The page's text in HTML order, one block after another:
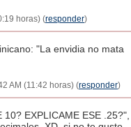
horas) (responder)
"La envidia no mata
AM (11:42 horas) (responder)
EXPLICAME ESE .25?",